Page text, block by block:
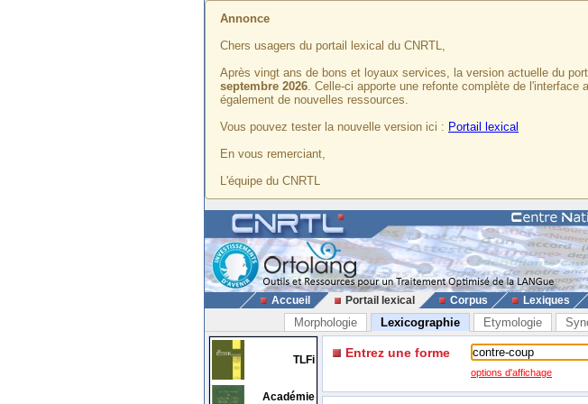
Annonce
Chers usagers du portail lexical du CNRTL,
Après vingt ans de bons et loyaux services, la version actuelle du
septembre 2026. Celle-ci apporte une refonte complète de
également de nouvelles ressources.
Vous pouvez tester la nouvelle version ici : Portail lexical
En vous remerciant,
L'équipe du CNRTL
Accueil Portail lexical Corpus Lexiques
Morphologie Lexicographie Etymologie
TLFi
Académie
Entrez une forme
options d'affichage